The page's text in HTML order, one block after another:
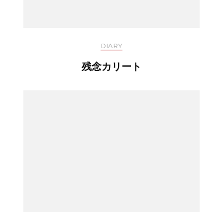
DIARY
残念カリート